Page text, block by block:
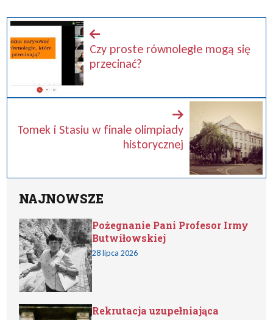
Czy proste równoległe mogą się
przecinać?
Tomek i Stasiu w finale olimpiady
historycznej
NAJNOWSZE
Pożegnanie Pani Profesor Irmy
Butwiłowskiej
28 lipca 2026
Rekrutacja uzupełniająca